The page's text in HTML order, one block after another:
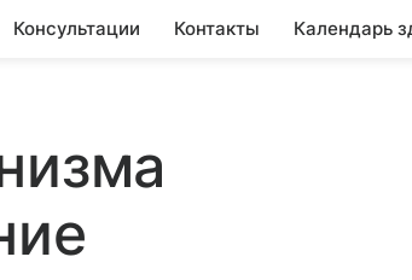
Консультации Контакты Календарь